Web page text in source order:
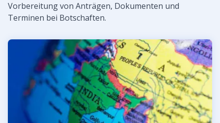
Vorbereitung von Anträgen, Dokumenten und
Terminen bei Botschaften.